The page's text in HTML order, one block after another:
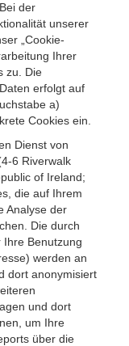
der
unserer
„Cookie-
Ihrer
zu. Die
erfolgt auf
a)
Cookies ein.
Dienst von
6 Riverwalk
of Ireland;
die auf Ihrem
Analyse der
Die durch
Benutzung
werden an
dort anonymisiert
und dort
um Ihre
über die